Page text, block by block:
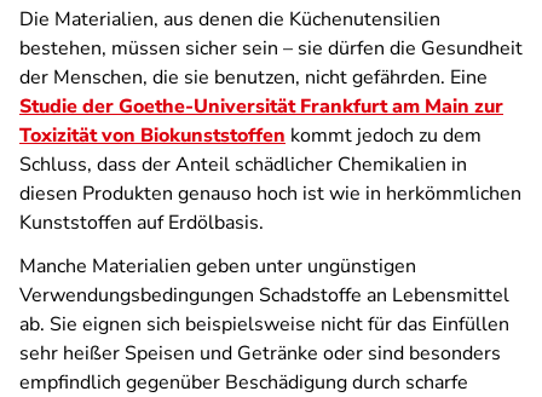
Die Materialien, aus denen die Küchenutensilien
bestehen, müssen sicher sein – sie dürfen die Gesundheit
der Menschen, die sie benutzen, nicht gefährden. Eine
Studie der Goethe-Universität Frankfurt am Main zur
Toxizität von Biokunststoffen kommt jedoch zu dem
Schluss, dass der Anteil schädlicher Chemikalien in
diesen Produkten genauso hoch ist wie in herkömmlichen
Kunststoffen auf Erdölbasis.
Manche Materialien geben unter ungünstigen
Verwendungsbedingungen Schadstoffe an Lebensmittel
ab. Sie eignen sich beispielsweise nicht für das Einfüllen
sehr heißer Speisen und Getränke oder sind besonders
empfindlich gegenüber Beschädigung durch scharfe